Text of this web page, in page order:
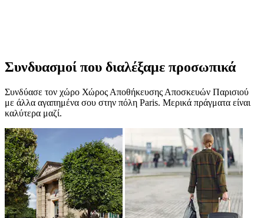
Συνδυασμοί που διαλέξαμε προσωπικά
Συνδύασε τον χώρο Χώρος Αποθήκευσης Αποσκευών Παρισιού
με άλλα αγαπημένα σου στην πόλη Paris. Μερικά πράγματα είναι
καλύτερα μαζί.